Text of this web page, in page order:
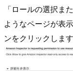
「ロールの選択ま
ようなページが表
ンをクリックします